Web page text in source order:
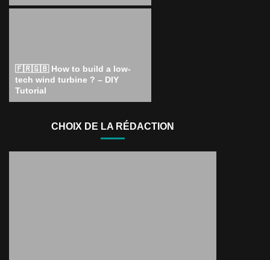
🇫🇷🇬🇧 How to build a low-
tech wind turbine ? – DIY
Tutorial
CHOIX DE LA RÉDACTION